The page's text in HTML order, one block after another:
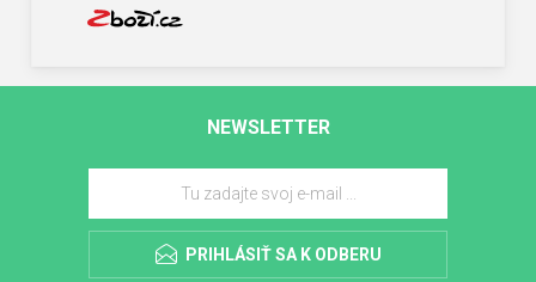
NEWSLETTER
PRIHLÁSIŤ SA K ODBERU